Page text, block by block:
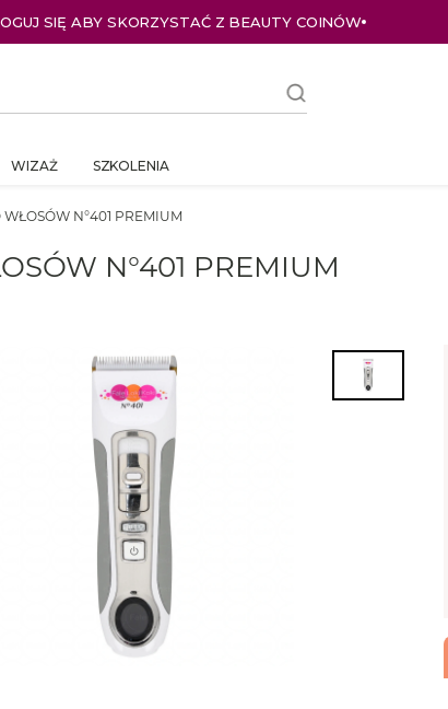
SIĘ ABY SKORZYSTAĆ Z BEAUTY COINÓW
WIZAŻ SZKOLENIA
N°401 PREMIUM
N°401 PREMIUM